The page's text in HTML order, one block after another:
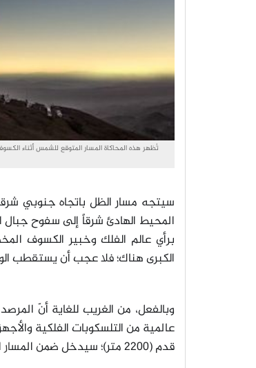
سيتجه مسار الظل باتجاه جنوبي
المحيط الهادئ شرقاً إلى سفوح جبال
برأي عالم الفلك وخبير الكسوف
الكبرى هناك؛ فلا عجب أن يستقطب
وبالفعل، من الغريب للغاية أنّ
قدم (2200 متر)؛ سيدخل ضمن المس
ار